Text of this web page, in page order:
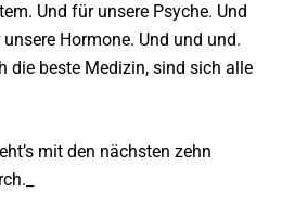
Und für unsere Psyche. Und
Hormone. Und und und.
die beste Medizin, sind sich alle
mit den nächsten zehn